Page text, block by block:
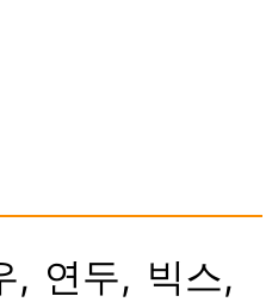
, 연두, 빅스,